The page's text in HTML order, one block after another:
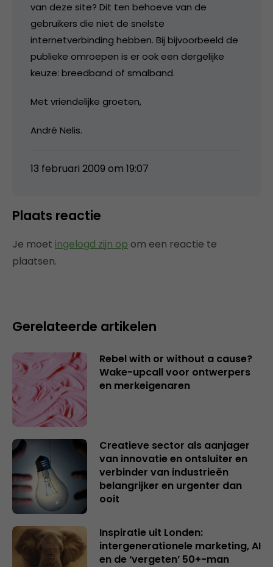
van deze site? Dit ten behoeve van de
gebruikers die niet de snelste
internetverbinding hebben. Bij bijvoorbeeld de
publieke omroepen is er ook een dergelijke
keuze: breedband of smalband.
Met vriendelijke groeten,
André Nelis.
13 februari 2009 om 19:07
Plaats reactie
Je moet ingelogd zijn op om een reactie te
plaatsen.
Gerelateerde artikelen
Rebel with or without a cause?
Wake-upcall voor ontwerpers
en merkeigenaren
Creatieve sector als aanjager
van innovatie en ontsluiter en
verbinder van industrieën
belangrijker en urgenter dan
ooit
Inspiratie uit Londen:
intergenerationele marketing, AI
en de ‘vergeten’ 50+-man